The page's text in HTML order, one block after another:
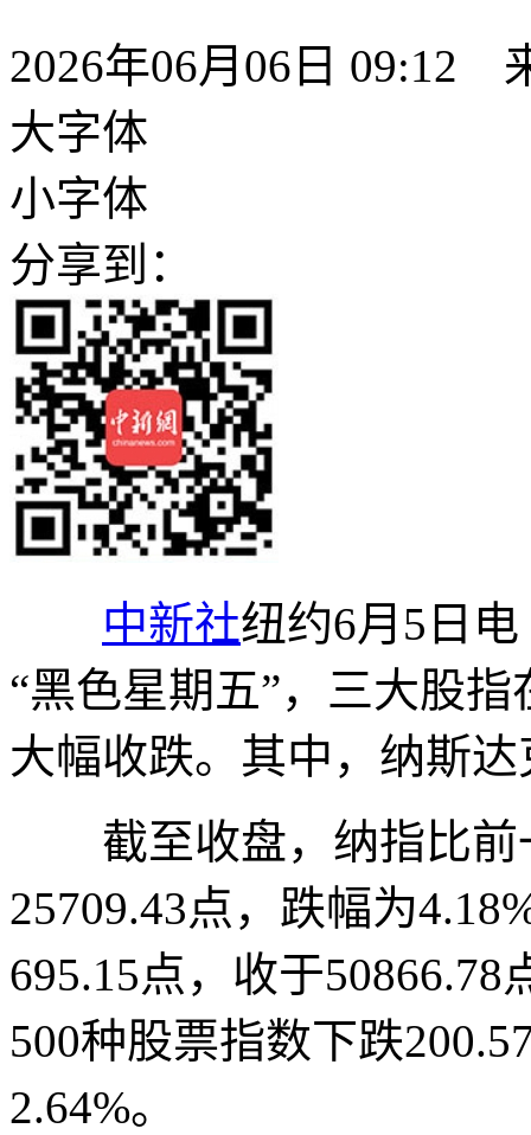
2026年06月06日 09:12
大字体
小字体
分享到：
中新社纽约6月5日
“黑色星期五”，三大股
大幅收跌。其中，纳斯
截至收盘，纳指比前
25709.43点，跌幅为
695.15点，收于
500种股票指数下跌
2.64%。